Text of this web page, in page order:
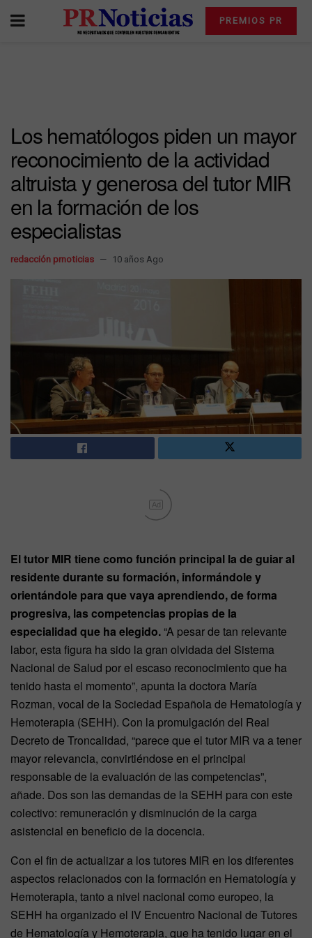
PREMIOS PR
Los hematólogos piden un mayor
reconocimiento de la actividad
altruista y generosa del tutor MIR
en la formación de los
especialistas
redacción prnoticias 10 años Ago
Ad
El tutor MIR tiene como función principal la de guiar al
residente durante su formación, informándole y
orientándole para que vaya aprendiendo, de forma
progresiva, las competencias propias de la
especialidad que ha elegido. “A pesar de tan relevante
labor, esta figura ha sido la gran olvidada del Sistema
Nacional de Salud por el escaso reconocimiento que ha
tenido hasta el momento”, apunta la doctora María
Rozman, vocal de la Sociedad Española de Hematología y
Hemoterapia (SEHH). Con la promulgación del Real
Decreto de Troncalidad, “parece que el tutor MIR va a tener
mayor relevancia, convirtiéndose en el principal
responsable de la evaluación de las competencias”,
añade. Dos son las demandas de la SEHH para con este
colectivo: remuneración y disminución de la carga
asistencial en beneficio de la docencia.
Con el fin de actualizar a los tutores MIR en los diferentes
aspectos relacionados con la formación en Hematología y
Hemoterapia, tanto a nivel nacional como europeo, la
SEHH ha organizado el IV Encuentro Nacional de Tutores
de Hematología y Hemoterapia, que ha tenido lugar en el